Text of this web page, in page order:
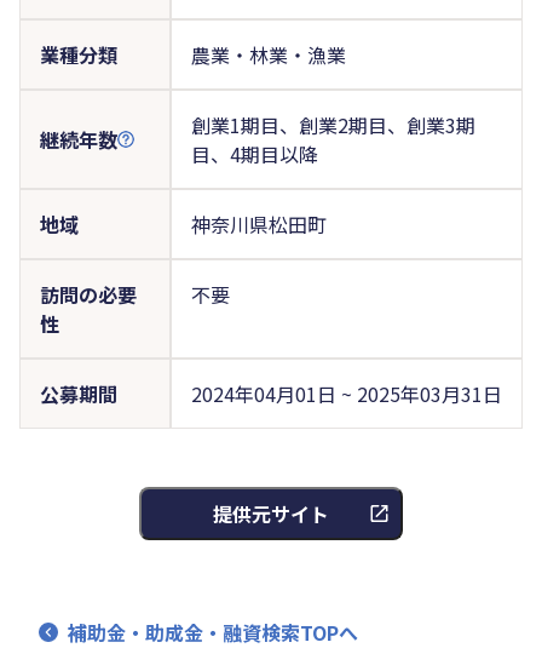
業種分類 農業・林業・漁業
継続年数
創業1期目、創業2期目、創業3期
目、4期目以降
地域 神奈川県松田町
訪問の必要
性
不要
公募期間 2024年04月01日 ~ 2025年03月31日
提供元サイト
補助金・助成金・融資検索TOPへ